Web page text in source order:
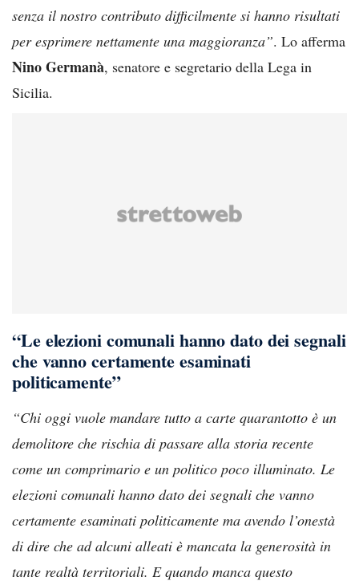
senza il nostro contributo difficilmente si hanno risultati
per esprimere nettamente una maggioranza”. Lo afferma
Nino Germanà, senatore e segretario della Lega in
Sicilia.
“Le elezioni comunali hanno dato dei segnali
che vanno certamente esaminati
politicamente”
“Chi oggi vuole mandare tutto a carte quarantotto è un
demolitore che rischia di passare alla storia recente
come un comprimario e un politico poco illuminato. Le
elezioni comunali hanno dato dei segnali che vanno
certamente esaminati politicamente ma avendo l’onestà
di dire che ad alcuni alleati è mancata la generosità in
tante realtà territoriali. E quando manca questo